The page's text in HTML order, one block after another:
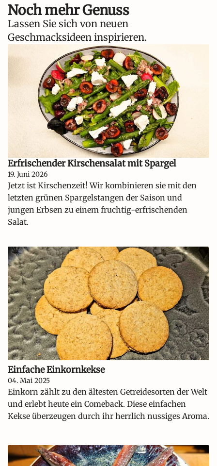
Noch mehr Genuss
Lassen Sie sich von neuen
Geschmacksideen inspirieren.
Erfrischender Kirschensalat mit Spargel
19. Juni 2026
Jetzt ist Kirschenzeit! Wir kombinieren sie mit den
letzten grünen Spargelstangen der Saison und
jungen Erbsen zu einem fruchtig-erfrischenden
Salat.
Einfache Einkornkekse
04. Mai 2025
Einkorn zählt zu den ältesten Getreidesorten der Welt
und erlebt heute ein Comeback. Diese einfachen
Kekse überzeugen durch ihr herrlich nussiges Aroma.